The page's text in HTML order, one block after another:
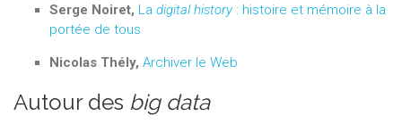
Serge Noiret, La digital history: histoire et mémoire à la
portée de tous
Nicolas Thély, Archiver le Web
Autour des big data